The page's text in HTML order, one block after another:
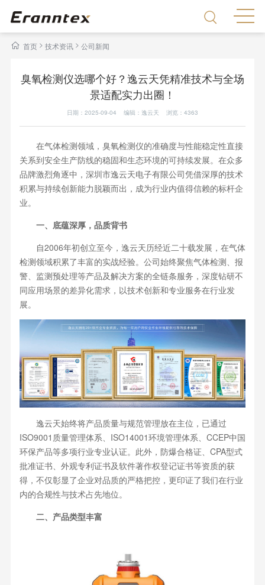
首页> 技术资讯 > 公司新闻
臭氧检测仪选哪个好？逸云天凭精准技术与全场
景适配实力出圈！
日期：2025-09-04 编辑：逸云天 浏览： 4363
在气体检测领域，臭氧检测仪的准确度与性能稳定性直接
关系到安全生产防线的稳固和生态环境的可持续发展。在众多
品牌激烈角逐中，深圳市逸云天电子有限公司凭借深厚的技术
积累与持续创新能力脱颖而出，成为行业内值得信赖的标杆企
业。
一、底蕴深厚，品质背书
自2006年初创立至今，逸云天历经近二十载发展，在气体
检测领域积累了丰富的实战经验。公司始终聚焦气体检测、报
警、监测预处理等产品及解决方案的全链条服务，深度钻研不
同应用场景的差异化需求，以技术创新和专业服务在行业发
展。
逸云天始终将产品质量与规范管理放在主位，已通过
ISO9001质量管理体系、ISO14001环境管理体系、CCEP中国
环保产品等多项行业专业认证。此外，防爆合格证、CPA型式
批准证书、外观专利证书及软件著作权登记证书等资质的获
得，不仅彰显了企业对品质的严格把控，更印证了我们在行业
内的合规性与技术占先地位。
二、产品类型丰富